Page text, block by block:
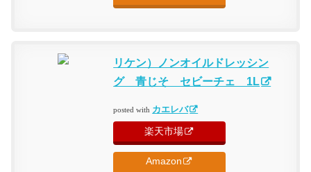
リケン）ノンオイルドレッシン
グ 青じそ セビーチェ 1L
posted with カエレバ
楽天市場
Amazon